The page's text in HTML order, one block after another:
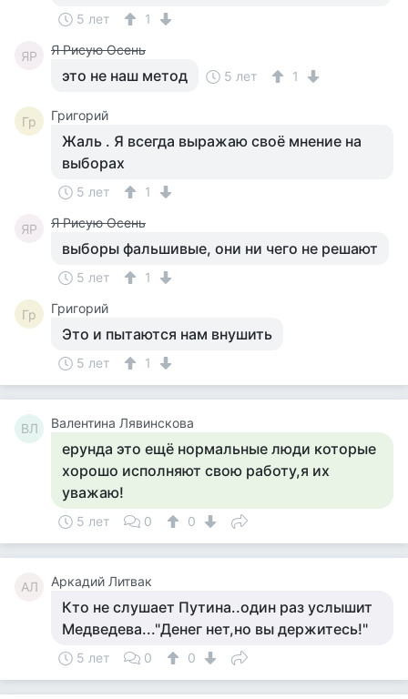
5 лет 1
ЯР Я Рисую Осень
это не наш метод 5 лет 1
Гр Григорий
Жаль . Я всегда выражаю своё мнение на
выборах
5 лет 1
ЯР Я Рисую Осень
выборы фальшивые, они ни чего не решают
5 лет 1
Гр Григорий
Это и пытаются нам внушить
5 лет 1
ВЛ Валентина Лявинскова
ерунда это ещё нормальные люди которые
хорошо исполняют свою работу,я их
уважаю!
5 лет 0 0
АЛ Аркадий Литвак
Кто не слушает Путина..один раз услышит
Медведева..."Денег нет,но вы держитесь!"
5 лет 0 0